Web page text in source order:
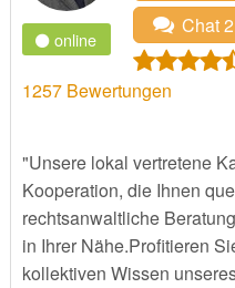
online
Chat
1257Bewertungen
"Unsere lokal vertretene
Kooperation, die Ihnen
rechtsanwaltliche
in Ihrer Nähe.Profitieren
kollektiven Wissen